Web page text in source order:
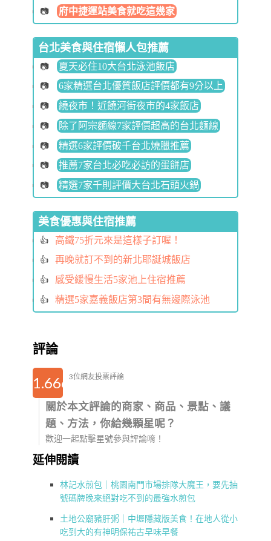
府中捷運站美食就吃這幾家
台北美食與住宿懶人包推薦
夏天必住10大台北泳池飯店
6家精選台北優質飯店評價都有9分以上
繞夜市！近饒河街夜市的4家飯店
除了阿宗麵線7家評價超高的台北麵線
精選6家評價破千台北燒臘推薦
推薦7家台北必吃必訪的蛋餅店
精選7家千則評價大台北石頭火鍋
美食優惠與住宿推薦
高鐵75折元來是這樣子訂喔！
再晚就訂不到的新北耶誕城飯店
感受緩慢生活5家池上住宿推薦
精選5家嘉義飯店第3間有無邊際泳池
評論
1.6666666666667
3位網友投票評論
關於本文評論的商家、商品、景點、議
題、方法，你給幾顆星呢？
歡迎一起點擊星號參與評論唷！
延伸閱讀
林記水煎包｜桃園南門市場排隊大魔王，要先抽
號碼牌晚來絕對吃不到的最強水煎包
土地公廟豬肝粥｜中壢隱藏版美食！在地人從小
吃到大的有神明保祐古早味早餐